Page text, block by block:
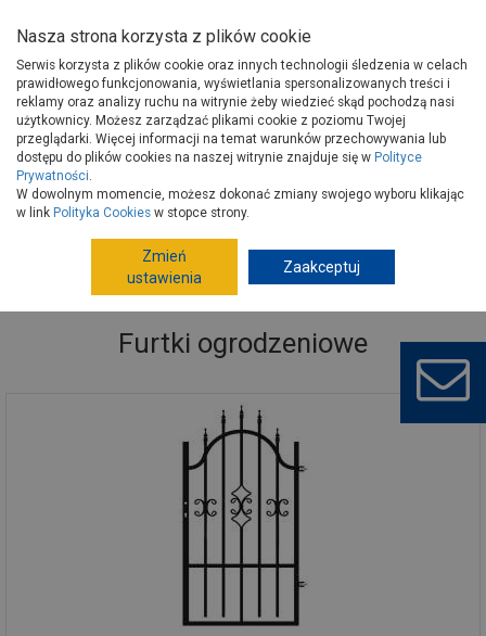
Strona główna Wokół domu
Ogrodzenia
Ogrodzenia metalowe, kute
Furtki ogrodzeniowe
Furtki ogrodzeniowe
Nasza strona korzysta z plików cookie
Serwis korzysta z plików cookie oraz innych technologii śledzenia w celach
prawidłowego funkcjonowania, wyświetlania spersonalizowanych treści i
reklamy oraz analizy ruchu na witrynie żeby wiedzieć skąd pochodzą nasi
użytkownicy. Możesz zarządzać plikami cookie z poziomu Twojej
przeglądarki. Więcej informacji na temat warunków przechowywania lub
dostępu do plików cookies na naszej witrynie znajduje się w Polityce
Prywatności.
W dowolnym momencie, możesz dokonać zmiany swojego wyboru klikając
w link Polityka Cookies w stopce strony.
Zmień
ustawienia
Zaakceptuj